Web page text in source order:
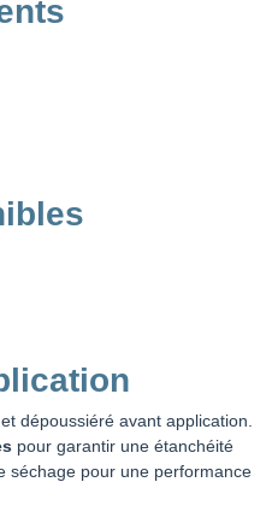
dépoussiéré avant application.
pour garantir une étanchéité
séchage pour une performance